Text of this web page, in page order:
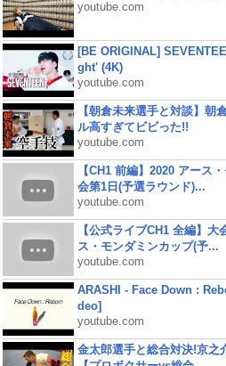
youtube.com
[BE ORIGINAL]
ght' (4K)
youtube.com
【朝倉未来選手と対談】朝
ル高すぎてビビった!!
youtube.com
【CH1 前編】2020 アース
会第1日(予選ラウンド)...
youtube.com
【公式ライブCH1 全編】大
ス・モンダミンカップ(予...
youtube.com
ARASHI - Face Down :
deo]
youtube.com
金太郎選手と総合対決!京之